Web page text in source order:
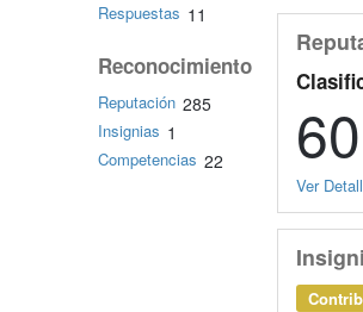
Respuestas 11
Reconocimiento
Reputación 285
Insignias 1
Competencias 22 60
Ver